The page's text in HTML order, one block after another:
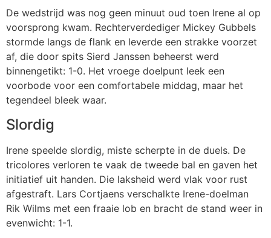
De wedstrijd was nog geen minuut oud toen Irene al op
voorsprong kwam. Rechterverdediger Mickey Gubbels
stormde langs de flank en leverde een strakke voorzet
af, die door spits Sierd Janssen beheerst werd
binnengetikt: 1-0. Het vroege doelpunt leek een
voorbode voor een comfortabele middag, maar het
tegendeel bleek waar.
Slordig
Irene speelde slordig, miste scherpte in de duels. De
tricolores verloren te vaak de tweede bal en gaven het
initiatief uit handen. Die laksheid werd vlak voor rust
afgestraft. Lars Cortjaens verschalkte Irene-doelman
Rik Wilms met een fraaie lob en bracht de stand weer in
evenwicht: 1-1.